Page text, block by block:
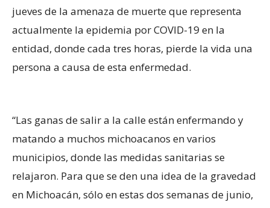
jueves de la amenaza de muerte que representa
actualmente la epidemia por COVID-19 en la
entidad, donde cada tres horas, pierde la vida una
persona a causa de esta enfermedad.
“Las ganas de salir a la calle están enfermando y
matando a muchos michoacanos en varios
municipios, donde las medidas sanitarias se
relajaron. Para que se den una idea de la gravedad
en Michoacán, sólo en estas dos semanas de junio,